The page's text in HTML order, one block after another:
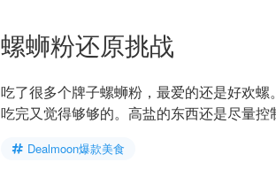
螺蛳粉还原挑战
吃了很多个牌子螺蛳粉，最爱的还是好欢
吃完又觉得够够的。高盐的东西还是尽量控
Dealmoon爆款美食